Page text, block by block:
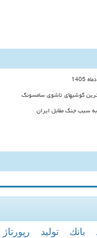
گوشیهای تاشوی سامسونگ
سبب جنگ مقابل ایران
بانك تولید رپورتاژ